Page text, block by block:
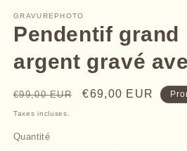
GRAVUREPHOTO
Pendentif grand
argent gravé
Prix
habituel
€99,00 EUR
Prix
€69,00 EUR
Taxes incluses.
Quantité
Quantité